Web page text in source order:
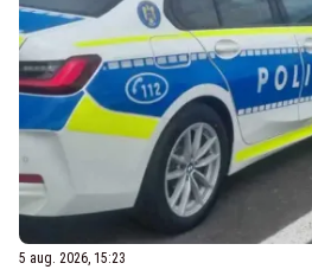
5 aug. 2026, 15:23